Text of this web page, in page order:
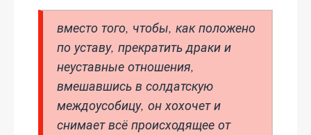
вместо того, чтобы, как положено
по уставу, прекратить драки и
неуставные отношения,
вмешавшись в солдатскую
междоусобицу, он хохочет и
снимает всё происходящее от